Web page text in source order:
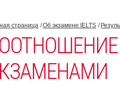
страница Об экзамене IELTS